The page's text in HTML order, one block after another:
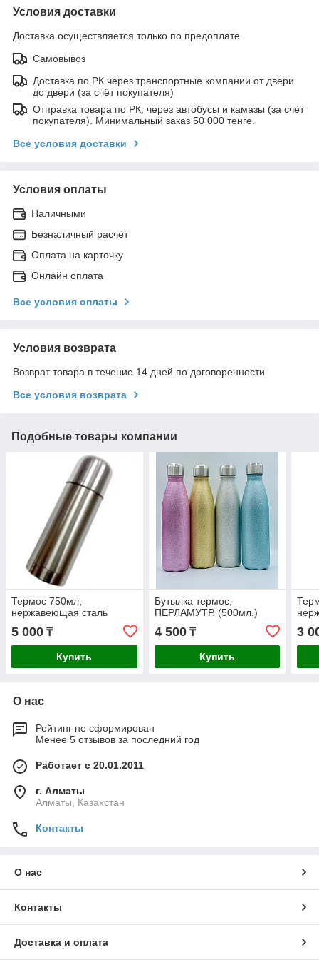
Условия доставки
Доставка осуществляется только по предоплате.
Самовывоз
Доставка по РК через транспортные компании от двери
до двери (за счёт покупателя)
Отправка товара по РК, через автобусы и камазы (за счёт
покупателя). Минимальный заказ 50 000 тенге.
Все условия доставки
Условия оплаты
Наличными
Безналичный расчёт
Оплата на карточку
Онлайн оплата
Все условия оплаты
Условия возврата
Возврат товара в течение 14 дней по договоренности
Все условия возврата
Подобные товары компании
Термос 750мл,
нержавеющая сталь
5 000 ₸
Купить
Бутылка термос,
ПЕРЛАМУТР. (500мл.)
4 500₸
Купить
3
О нас
Рейтинг не сформирован
Менее 5 отзывов за последний год
Работает с 20.01.2011
г. Алматы
Алматы, Казахстан
Контакты
О нас
Контакты
Доставка и оплата